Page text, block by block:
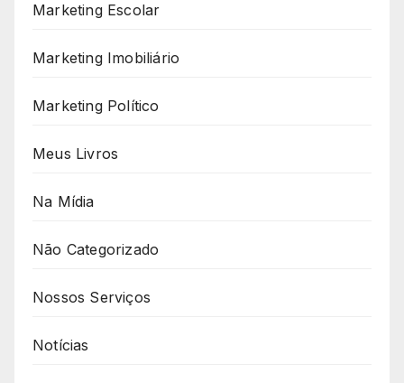
Marketing Escolar
Marketing Imobiliário
Marketing Político
Meus Livros
Na Mídia
Não Categorizado
Nossos Serviços
Notícias